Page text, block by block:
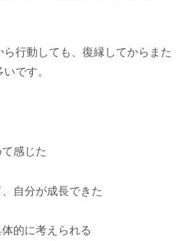
行動しても、復縁してからまた
です。
感じた
自分が成長できた
的に考えられる